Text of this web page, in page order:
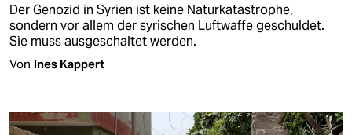
Der Genozid in Syrien ist keine Naturkatastrophe,
sondern vor allem der syrischen Luftwaffe geschuldet.
Sie muss ausgeschaltet werden.
Von Ines Kappert